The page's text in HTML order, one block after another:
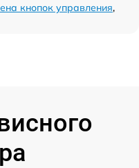
кнопок управления,